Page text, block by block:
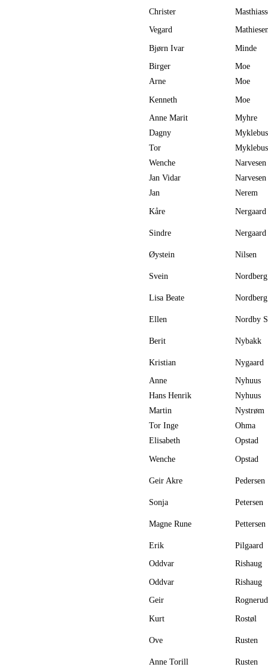
Christer
Vegard
Bjørn Ivar
Minde
Birger
Moe
Arne
Moe
Kenneth
Moe
Anne Marit
Myhre
Dagny
Tor
Wenche
Narvesen
Jan Vidar
Narvesen
Jan
Nerem
Kåre Nergaard
Sindre Nergaard
Øystein Nilsen
Svein Nordberg
Lisa Beate Nordberg
Ellen Nordby
Berit Nybakk
Kristian
Nygaard
Anne
Nyhuus
Hans Henrik
Nyhuus
Martin
Nystrøm
Tor Inge
Ohma
Elisabeth
Opstad
Wenche Opstad
Geir Akre Pedersen
Sonja Petersen
Magne Rune Pettersen
Erik
Pilgaard
Oddvar
Rishaug
Oddvar
Rishaug
Geir
Rognerud
Kurt Rostøl
Ove Rusten
Anne Torill Rusten